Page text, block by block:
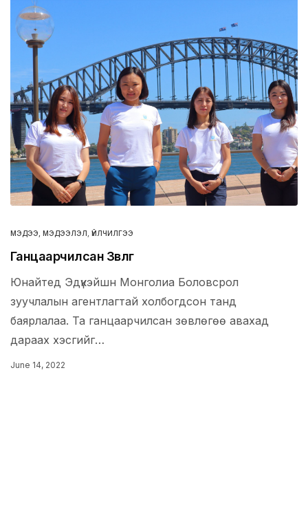
МЭДЭЭ, МЭДЭЭЛЭЛ ҮЙЛЧИЛГЭЭ
Ганцаарчилсан Зөвлөгөө
Юнайтед Эдүкэйшн Монголиа Боловсрол
зуучлалын агентлагтай холбогдсон танд
баярлалаа. Та ганцаарчилсан зөвлөгөө авахад
дараах хэсгийг…
June 14, 2022